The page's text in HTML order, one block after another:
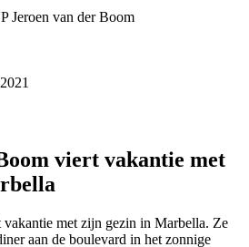
viert vakantie met
met zijn gezin in Marbella. Ze
aan de boulevard in het zonnige